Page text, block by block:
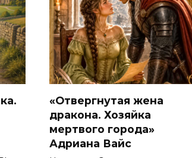
«Отвергнутая жена
дракона. Хозяйка
мертвого города»
Адриана Вайс